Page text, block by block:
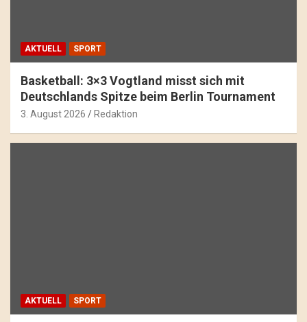
AKTUELL SPORT
Basketball: 3×3 Vogtland misst sich mit
Deutschlands Spitze beim Berlin Tournament
3. August 2026 Redaktion
AKTUELL SPORT